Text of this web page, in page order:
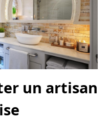
un artisan